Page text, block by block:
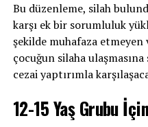
Bu düzenleme, silah
karşı ek bir sorumluluk
şekilde muhafaza
çocuğun silaha
cezai yaptırımla
12-15 Yaş Grubu